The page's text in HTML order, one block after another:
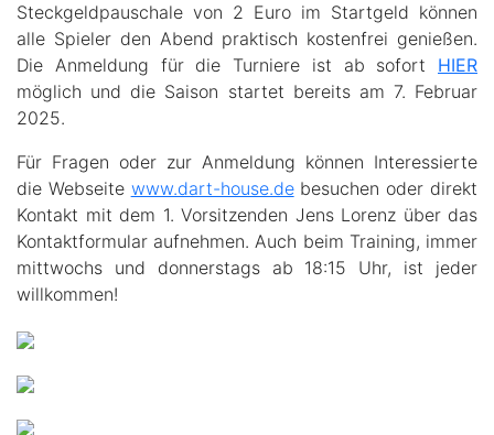
Steckgeldpauschale von 2 Euro im Startgeld können
alle Spieler den Abend praktisch kostenfrei genießen.
Die Anmeldung für die Turniere ist ab sofort HIER
möglich und die Saison startet bereits am 7. Februar
2025.
Für Fragen oder zur Anmeldung können Interessierte
die Webseite www.dart-house.debesuchen oder direkt
Kontakt mit dem 1. Vorsitzenden Jens Lorenz über das
Kontaktformular aufnehmen. Auch beim Training, immer
mittwochs und donnerstags ab 18:15 Uhr, ist jeder
willkommen!